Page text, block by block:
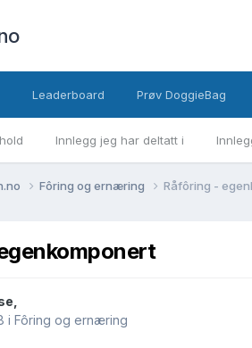
Innlegg jeg har deltatt i
Leaderboard Prøv DoggieBag
Fôring og ernæring Råfôring -
i Fôring og ernæring